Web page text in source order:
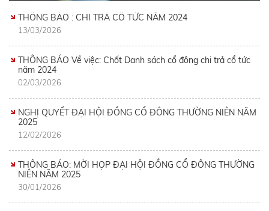
THÔNG BÁO : CHI TRẢ CỔ TỨC NĂM 2024
13/03/2026
THÔNG BÁO Về việc: Chốt Danh sách cổ đông chi trả cổ tức
năm 2024
02/03/2026
NGHỊ QUYẾT ĐẠI HỘI ĐỒNG CỔ ĐÔNG THƯỜNG NIÊN NĂM
2025
12/02/2026
THÔNG BÁO: MỜI HỌP ĐẠI HỘI ĐỒNG CỔ ĐÔNG THƯỜNG
NIÊN NĂM 2025
30/01/2026